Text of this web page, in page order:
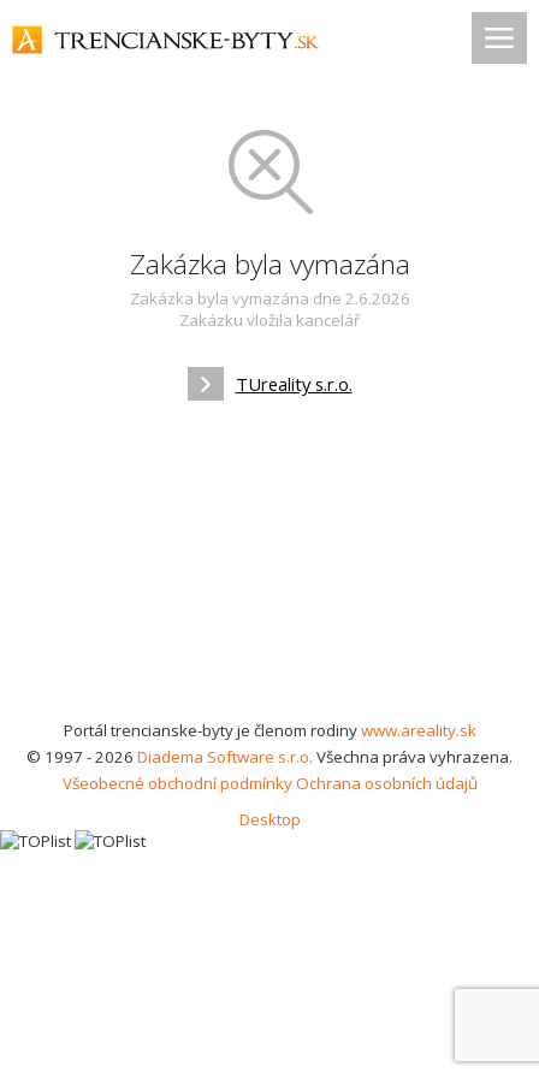
Zakázka byla vymazána
Zakázka byla vymazána dne 2.6.2026
Zakázku vložila kancelář
TUreality s.r.o.
Portál trencianske-byty je členom rodinywww.areality.sk
© 1997 - 2026 Diadema Software s.r.o. Všechna práva vyhrazena.
Všeobecné obchodní podmínkyOchrana osobních údajů
Desktop